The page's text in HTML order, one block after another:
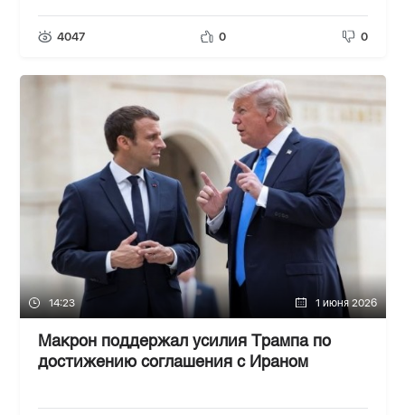
4047 0 0
14:23 1 июня 2026
Макрон поддержал усилия Трампа по
достижению соглашения с Ираном